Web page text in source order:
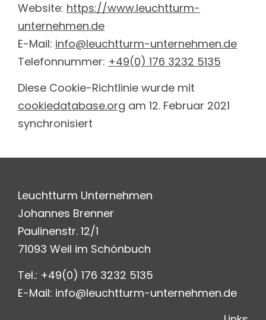
Website: https://www.leuchtturm-
unternehmen.de
E-Mail: info@leuchtturm-unternehmen.de
Telefonnummer: +49(0) 176 3232 5135
Diese Cookie-Richtlinie wurde mit
cookiedatabase.org am 12. Februar 2021
synchronisiert
Leuchtturm Unternehmen
Johannes Brenner
Paulinenstr. 12/1
71093 Weil im Schönbuch
Tel.: +49(0) 176 3232 5135
E-Mail: info@leuchtturm-unternehmen.de